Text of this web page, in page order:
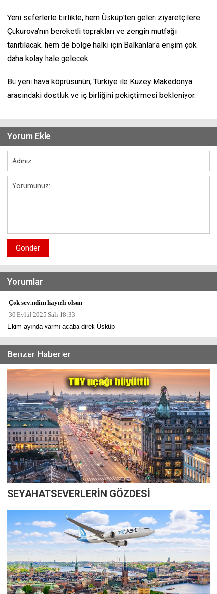
Yeni seferlerle birlikte, hem Üsküp’ten gelen ziyaretçilere
Çukurova’nın bereketli toprakları ve zengin mutfağı
tanıtılacak, hem de bölge halkı için Balkanlar’a erişim çok
daha kolay hale gelecek.
Bu yeni hava köprüsünün, Türkiye ile Kuzey Makedonya
arasındaki dostluk ve iş birliğini pekiştirmesi bekleniyor.
Yorum Ekle
Gönder
Yorumlar
Çok sevindim hayırlı olsun
30 Eylül 2025 Salı 18:33
Ekim ayında varmı acaba direk Üsküp
Benzer Haberler
SEYAHATSEVERLERİN GÖZDESİ